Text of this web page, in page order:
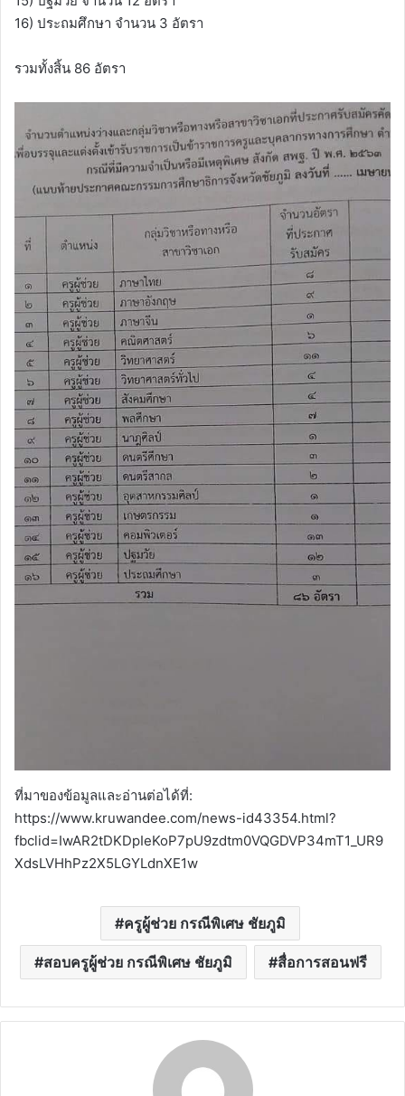
16) ประถมศึกษา จำนวน 3 อัตรา
รวมทั้งสิ้น 86 อัตรา
ที่มาของข้อมูลและอ่านต่อได้ที่:
https://www.kruwandee.com/news-id43354.html?
fbclid=IwAR2tDKDpIeKoP7pU9zdtm0VQGDVP34mT1_UR9
XdsLVHhPz2X5LGYLdnXE1w
ครูผู้ช่วย กรณีพิเศษ ชัยภูมิ
สอบครูผู้ช่วย กรณีพิเศษ ชัยภูมิ สื่อการสอนฟรี